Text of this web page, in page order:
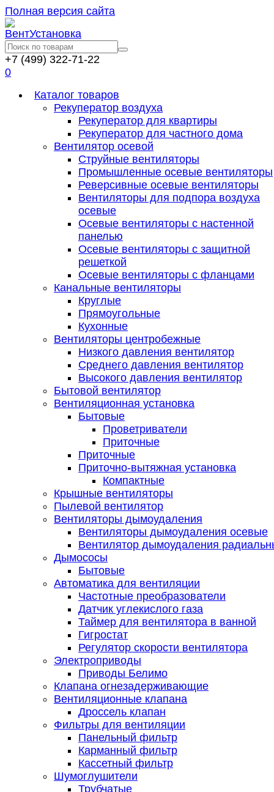
Полная версия сайта
+7 (499) 322-71-22
0
Каталог товаров
Рекуператор воздуха
Рекуператор для квартиры
Рекуператор для частного дома
Вентилятор осевой
Струйные вентиляторы
Промышленные осевые вентиляторы
Реверсивные осевые вентиляторы
Вентиляторы для подпора воздуха
осевые
Осевые вентиляторы с настенной
панелью
Осевые вентиляторы с защитной
решеткой
Осевые вентиляторы с фланцами
Канальные вентиляторы
Круглые
Прямоугольные
Кухонные
Вентиляторы центробежные
Низкого давления вентилятор
Среднего давления вентилятор
Высокого давления вентилятор
Бытовой вентилятор
Вентиляционная установка
Бытовые
Проветриватели
Приточные
Приточные
Приточно-вытяжная установка
Компактные
Крышные вентиляторы
Пылевой вентилятор
Вентиляторы дымоудаления
Вентиляторы дымоудаления осевые
Вентилятор дымоудаления
Дымососы
Бытовые
Автоматика для вентиляции
Частотные преобразователи
Датчик углекислого газа
Таймер для вентилятора в ванной
Гигростат
Регулятор скорости вентилятора
Электроприводы
Приводы Белимо
Клапана огнезадерживающие
Вентиляционные клапана
Дроссель клапан
Фильтры для вентиляции
Панельный фильтр
Карманный фильтр
Кассетный фильтр
Шумоглушители
Трубчатые